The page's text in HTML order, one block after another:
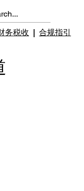
务税收 | 合规指引